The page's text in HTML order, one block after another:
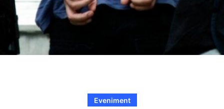
Eveniment